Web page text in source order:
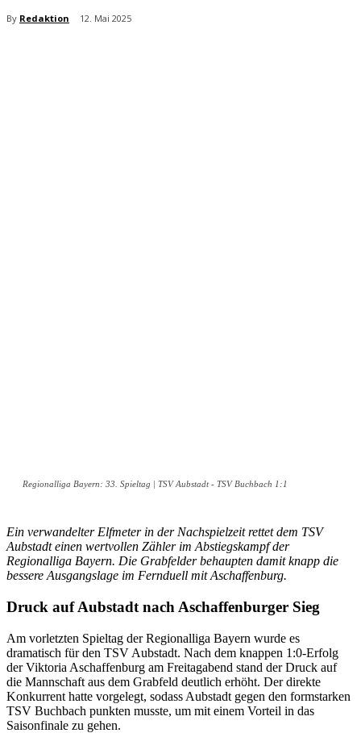
By Redaktion 12. Mai 2025
Regionalliga Bayern: 33. Spieltag | TSV Aubstadt - TSV Buchbach 1:1
Ein verwandelter Elfmeter in der Nachspielzeit rettet dem TSV
Aubstadt einen wertvollen Zähler im Abstiegskampf der
Regionalliga Bayern. Die Grabfelder behaupten damit knapp die
bessere Ausgangslage im Fernduell mit Aschaffenburg.
Druck auf Aubstadt nach Aschaffenburger Sieg
Am vorletzten Spieltag der Regionalliga Bayern wurde es
dramatisch für den TSV Aubstadt. Nach dem knappen 1:0-Erfolg
der Viktoria Aschaffenburg am Freitagabend stand der Druck auf
die Mannschaft aus dem Grabfeld deutlich erhöht. Der direkte
Konkurrent hatte vorgelegt, sodass Aubstadt gegen den formstarken
TSV Buchbach punkten musste, um mit einem Vorteil in das
Saisonfinale zu gehen.